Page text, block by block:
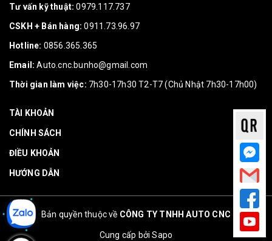
Tư vấn kỹ thuật: 0979.117.737
CSKH + Bán hàng: 0911.73.96.97
Hotline: 0856.365.365
Email: Auto.cnc.bunho@gmail.com
Thời gian làm việc: 7h30-17h30 T2-T7 (Chủ Nhật 7h30-17h00)
TÀI KHOẢN
CHÍNH SÁCH
ĐIỀU KHOẢN
HƯỚNG DẪN
Bản quyền thuộc về CÔNG TY TNHH AUTO CNC
Cung cấp bởiSapo